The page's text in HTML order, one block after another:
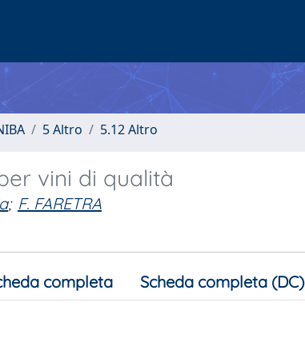
5 Altro 5.12 Altro
vini di qualità
; F. FARETRA
completa Scheda completa (DC)